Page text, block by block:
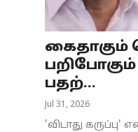
கைதாகும்
பதற்...
Jul 31, 2026
'விடாது